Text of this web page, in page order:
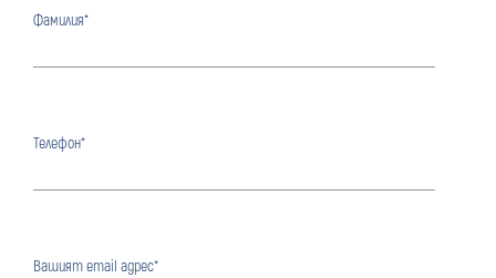
Фамилия*
Телефон*
Вашият email адрес*